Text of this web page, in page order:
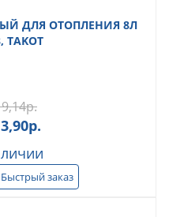
ДЛЯ ОТОПЛЕНИЯ 8Л
TAKOT
р.
р.
Быстрый заказ